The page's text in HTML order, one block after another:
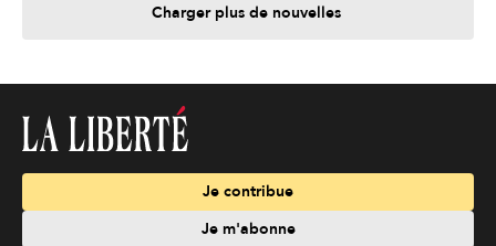
Charger plus de nouvelles
Je contribue
Je m'abonne